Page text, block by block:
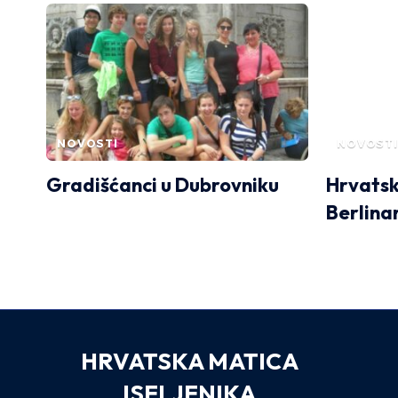
NOVOSTI
Gradišćanci u Dubrovniku
NOVOSTI
HRVATSKA MATICA